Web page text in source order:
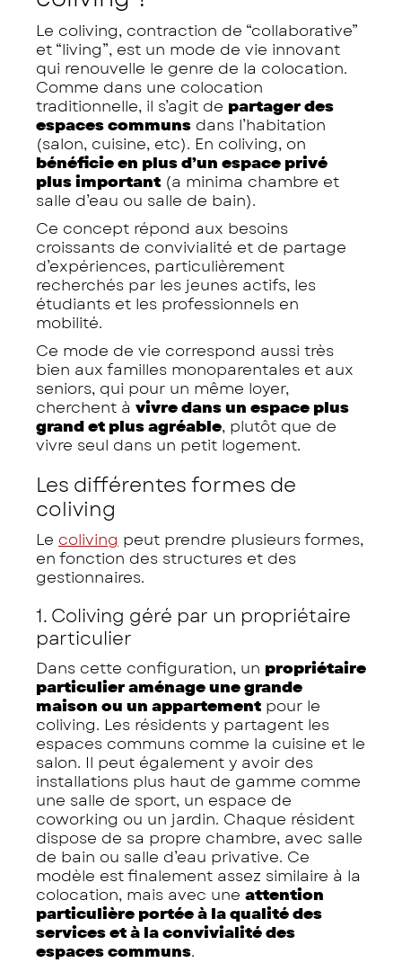
Le coliving, contraction de “collaborative”
et “living”, est un mode de vie innovant
qui renouvelle le genre de la colocation.
Comme dans une colocation
traditionnelle, il s’agit de partager des
espaces communs dans l’habitation
(salon, cuisine, etc). En coliving, on
bénéficie en plus d’un espace privé
plus important (a minima chambre et
salle d’eau ou salle de bain).
Ce concept répond aux besoins
croissants de convivialité et de partage
d’expériences, particulièrement
recherchés par les jeunes actifs, les
étudiants et les professionnels en
mobilité.
Ce mode de vie correspond aussi très
bien aux familles monoparentales et aux
seniors, qui pour un même loyer,
cherchent à vivre dans un espace plus
grand et plus agréable, plutôt que de
vivre seul dans un petit logement.
Les différentes formes de
coliving
Le coliving peut prendre plusieurs formes,
en fonction des structures et des
gestionnaires.
1. Coliving géré par un propriétaire
particulier
Dans cette configuration, un propriétaire
particulier aménage une grande
maison ou un appartement pour le
coliving. Les résidents y partagent les
espaces communs comme la cuisine et le
salon. Il peut également y avoir des
installations plus haut de gamme comme
une salle de sport, un espace de
coworking ou un jardin. Chaque résident
dispose de sa propre chambre, avec salle
de bain ou salle d’eau privative. Ce
modèle est finalement assez similaire à la
colocation, mais avec une attention
particulière portée à la qualité des
services et à la convivialité des
espaces communs.